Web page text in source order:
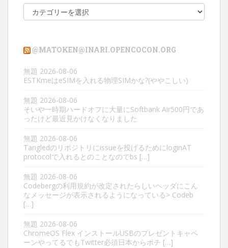
テ
ー
@MATOKEN@INARI.OPENCOCON.ORG
無題 2026-08-06
ESTKmeはeSIMを入れる物理SIMかな?(ややこしい)
無題 2026-08-06
そいや一時期ハードオフに大量にSoftbank Air500円であ
ったけど最近見かけなくなりました
無題 2026-08-06
Tangledのリポジトリにissueを投げるためにloginAT
protocolで入れるとのことなのでbs […]
無題 2026-08-06
Codebergの利用規約が改定されたらしいヘッダにこん
なメッセージが表示されるようになっている> Codeb
[…]
無題 2026-08-06
ChromeOS Flex インストールUSBのプレゼントキャペ
ーンやってるでもTwitter必須日本からポチ […]